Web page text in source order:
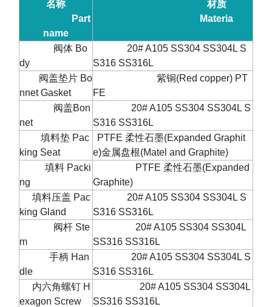
名称
Part
name
材质
Materia
阀体 Bo
dy
20# A105 SS304 SS304L S
S316 SS316L
阀盖垫片 Bo
nnet Gasket
紫铜(Red copper) PT
FE
阀盖Bon
net
20# A105 SS304 SS304L S
S316 SS316L
填料垫 Pac
king Seat
PTFE 柔性石墨(Expanded Graphit
e)金属盘根(Matel and Graphite)
填料 Packi
ng
PTFE 柔性石墨(Expanded
Graphite)
填料压盖 Pac
king Gland
20# A105 SS304 SS304L S
S316 SS316L
阀杆 Ste
m
20# A105 SS304 SS304L
SS316 SS316L
手柄 Han
dle
20# A105 SS304 SS304L S
S316 SS316L
内六角螺钉 H
exagon Screw
20# A105 SS304 SS304L
SS316 SS316L